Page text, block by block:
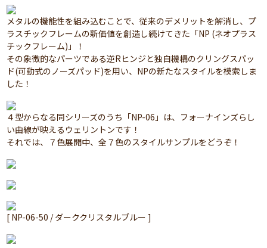
メタルの機能性を組み込むことで、従来のデメリットを解消し、プ
ラスチックフレームの新価値を創造し続けてきた「NP (ネオプラス
チックフレーム)」！
その象徴的なパーツである逆Rヒンジと独自機構のクリングスパッ
ド(可動式のノーズパッド)を用い、NPの新たなスタイルを模索しま
した！
４型からなる同シリーズのうち「NP-06」は、フォーナインズらし
い曲線が映えるウェリントンです！
それでは、７色展開中、全７色のスタイルサンプルをどうぞ！
[ NP-06-50 / ダーククリスタルブルー ]